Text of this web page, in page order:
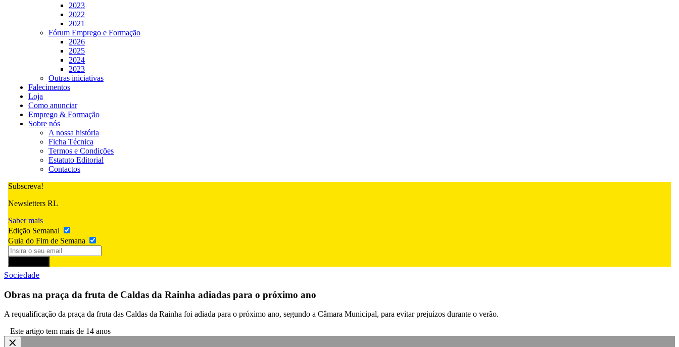
2023
2022
2021
Fórum Emprego e Formação
2026
2025
2024
2023
Outras iniciativas
Falecimentos
Loja
Como anunciar
Emprego & Formação
Sobre nós
A nossa história
Ficha Técnica
Termos e Condições
Estatuto Editorial
Contactos
Subscreva!
Newsletters RL
Saber mais
Edição Semanal
Guia do Fim de Semana
Sociedade
Obras na praça da fruta de Caldas da Rainha adiadas para o próximo ano
A requalificação da praça da fruta das Caldas da Rainha foi adiada para o próximo ano, segundo a Câmara Municipal, para evitar prejuízos durante o verão.
Este artigo tem mais de 14 anos